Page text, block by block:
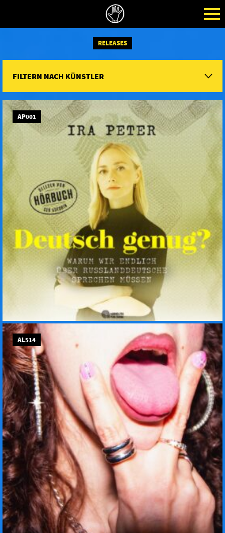
RELEASES
FILTERN NACH KÜNSTLER
AP001
AL514